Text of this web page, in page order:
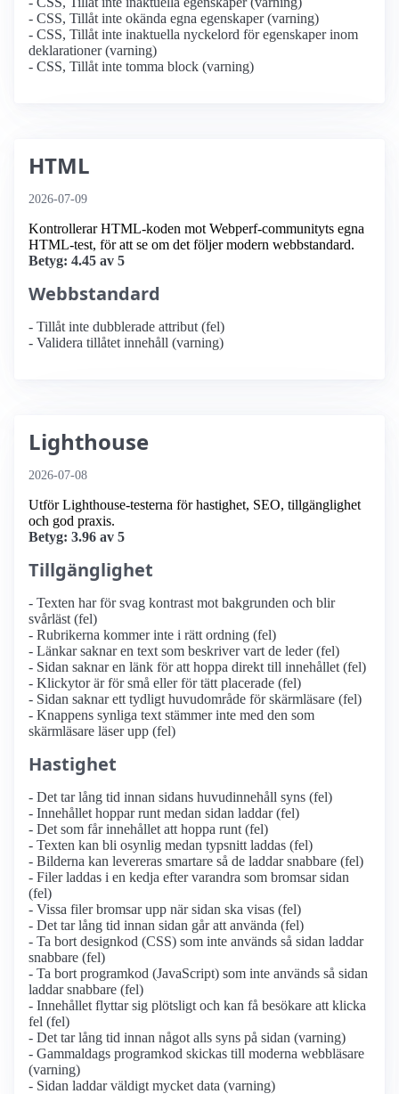
- CSS, Tillåt inte okända egna egenskaper (varning)
- CSS, Tillåt inte inaktuella nyckelord för egenskaper inom
deklarationer (varning)
- CSS, Tillåt inte tomma block (varning)
HTML
2026-07-09
Kontrollerar HTML-koden mot Webperf-communityts egna
HTML-test, för att se om det följer modern webbstandard.
Betyg: 4.45 av 5
Webbstandard
- Tillåt inte dubblerade attribut (fel)
- Validera tillåtet innehåll (varning)
Lighthouse
2026-07-08
Utför Lighthouse-testerna för hastighet, SEO, tillgänglighet
och god praxis.
Betyg: 3.96 av 5
Tillgänglighet
- Texten har för svag kontrast mot bakgrunden och blir
svårläst (fel)
- Rubrikerna kommer inte i rätt ordning (fel)
- Länkar saknar en text som beskriver vart de leder (fel)
- Sidan saknar en länk för att hoppa direkt till innehållet (fel)
- Klickytor är för små eller för tätt placerade (fel)
- Sidan saknar ett tydligt huvudområde för skärmläsare (fel)
- Knappens synliga text stämmer inte med den som
skärmläsare läser upp (fel)
Hastighet
- Det tar lång tid innan sidans huvudinnehåll syns (fel)
- Innehållet hoppar runt medan sidan laddar (fel)
- Det som får innehållet att hoppa runt (fel)
- Texten kan bli osynlig medan typsnitt laddas (fel)
- Bilderna kan levereras smartare så de laddar snabbare (fel)
- Filer laddas i en kedja efter varandra som bromsar sidan
(fel)
- Vissa filer bromsar upp när sidan ska visas (fel)
- Det tar lång tid innan sidan går att använda (fel)
- Ta bort designkod (CSS) som inte används så sidan laddar
snabbare (fel)
- Ta bort programkod (JavaScript) som inte används så sidan
laddar snabbare (fel)
- Innehållet flyttar sig plötsligt och kan få besökare att klicka
fel (fel)
- Det tar lång tid innan något alls syns på sidan (varning)
- Gammaldags programkod skickas till moderna webbläsare
(varning)
- Sidan laddar väldigt mycket data (varning)